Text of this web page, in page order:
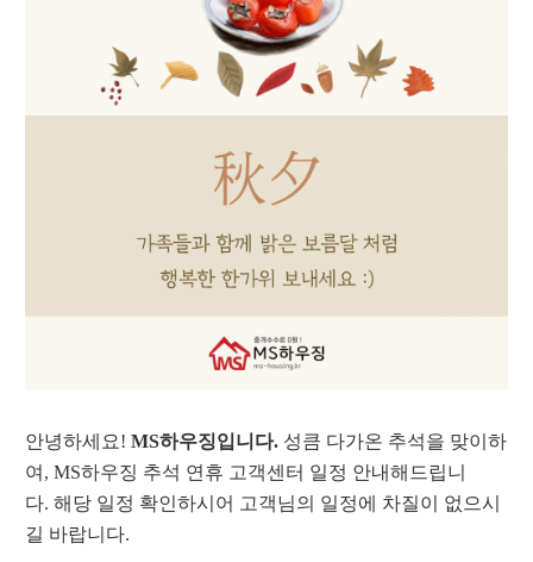
안녕하세요!MS하우징입니다. 성큼 다가온 추석을 맞이하
여, MS하우징 추석 연휴 고객센터 일정 안내해드립니
다.해당 일정 확인하시어 고객님의 일정에 차질이 없으시
길 바랍니다.